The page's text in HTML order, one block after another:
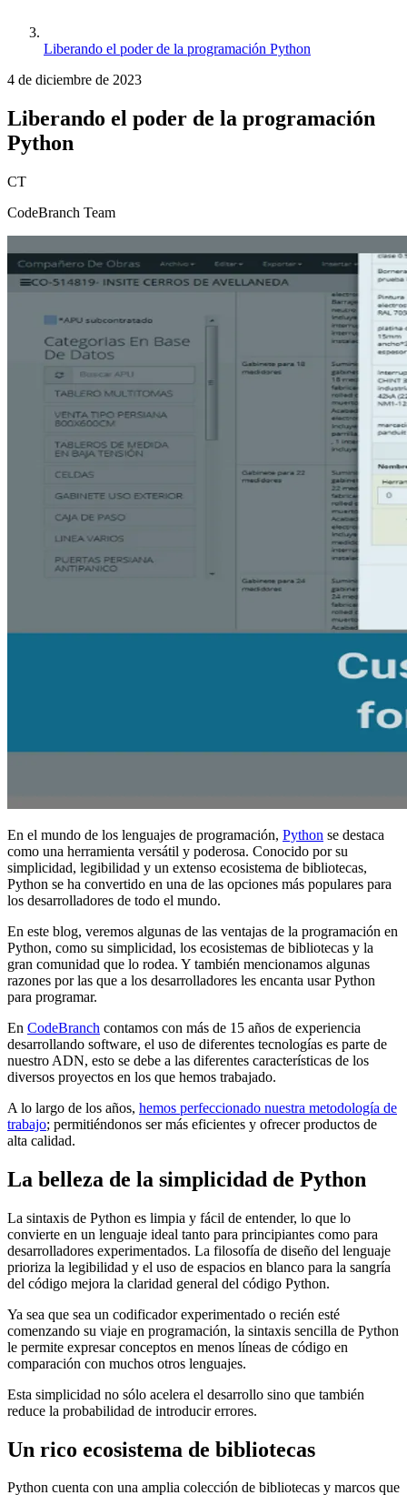
Liberando el poder de la programación Python
4 de diciembre de 2023
Liberando el poder de la programación
Python
CT
CodeBranch Team
En el mundo de los lenguajes de programación, Python se destaca
como una herramienta versátil y poderosa. Conocido por su
simplicidad, legibilidad y un extenso ecosistema de bibliotecas,
Python se ha convertido en una de las opciones más populares para
los desarrolladores de todo el mundo.
En este blog, veremos algunas de las ventajas de la programación en
Python, como su simplicidad, los ecosistemas de bibliotecas y la
gran comunidad que lo rodea. Y también mencionamos algunas
razones por las que a los desarrolladores les encanta usar Python
para programar.
En CodeBranch contamos con más de 15 años de experiencia
desarrollando software, el uso de diferentes tecnologías es parte de
nuestro ADN, esto se debe a las diferentes características de los
diversos proyectos en los que hemos trabajado.
A lo largo de los años, hemos perfeccionado nuestra metodología de
trabajo; permitiéndonos ser más eficientes y ofrecer productos de
alta calidad.
La belleza de la simplicidad de Python
La sintaxis de Python es limpia y fácil de entender, lo que lo
convierte en un lenguaje ideal tanto para principiantes como para
desarrolladores experimentados. La filosofía de diseño del lenguaje
prioriza la legibilidad y el uso de espacios en blanco para la sangría
del código mejora la claridad general del código Python.
Ya sea que sea un codificador experimentado o recién esté
comenzando su viaje en programación, la sintaxis sencilla de Python
le permite expresar conceptos en menos líneas de código en
comparación con muchos otros lenguajes.
Esta simplicidad no sólo acelera el desarrollo sino que también
reduce la probabilidad de introducir errores.
Un rico ecosistema de bibliotecas
Python cuenta con una amplia colección de bibliotecas y marcos que